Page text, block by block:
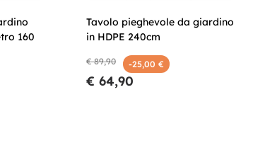
160
Tavolo pieghevole da giardino
in HDPE 240cm
€ 89,90 -25,00 €
€ 64,90